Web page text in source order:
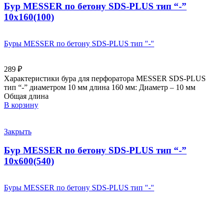
Бур MESSER по бетону SDS-PLUS тип “-”
10х160(100)
Буры MESSER по бетону SDS-PLUS тип "-"
289 ₽
Характеристики бура для перфоратора MESSER SDS-PLUS
тип “-” диаметром 10 мм длина 160 мм: Диаметр – 10 мм
Общая длина
В корзину
Закрыть
Бур MESSER по бетону SDS-PLUS тип “-”
10х600(540)
Буры MESSER по бетону SDS-PLUS тип "-"